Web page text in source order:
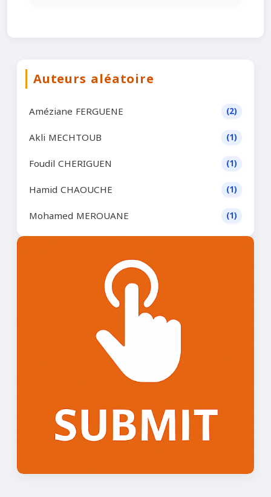
Auteurs aléatoire
Améziane FERGUENE (2)
Akli MECHTOUB (1)
Foudil CHERIGUEN (1)
Hamid CHAOUCHE (1)
Mohamed MEROUANE (1)